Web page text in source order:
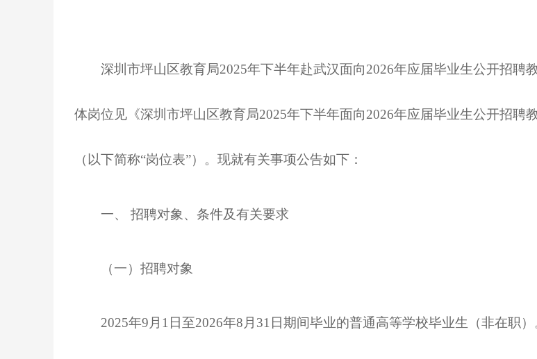
深圳市坪山区教育局2025年下半年赴武汉面向2026年应届毕业生公开招聘
体岗位见《深圳市坪山区教育局2025年下半年面向2026年应届毕业生公开招聘
（以下简称“岗位表”）。现就有关事项公告如下：
一、 招聘对象、条件及有关要求
（一）招聘对象
2025年9月1日至2026年8月31日期间毕业的普通高等学校毕业生（非在职）